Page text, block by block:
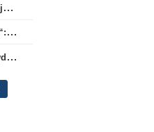
M. Capanas: „Prieš pusmetį negalėjau net įsivaizduoti, kad žaisime prieš „Hajduk“
A. Skerla prieš dvikovą su „Hajduk“: „Tai kito kalibro komanda“
Turo apžvalga: dar vienas naujas lyderis